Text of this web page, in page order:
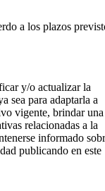
a los plazos
y/o actualizar la
sea para adaptarla a
vigente, brindar una
relacionadas a la
informado
publicando en este